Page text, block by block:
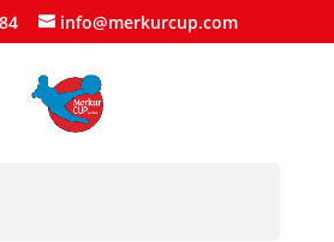
info@merkurcup.com